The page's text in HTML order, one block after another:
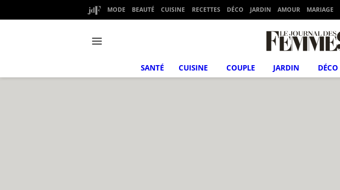
MODE BEAUTÉ CUISINE RECETTES DÉCO JARDIN AMOUR MARIAGE
SANTÉ CUISINE COUPLE JARDIN DÉCO